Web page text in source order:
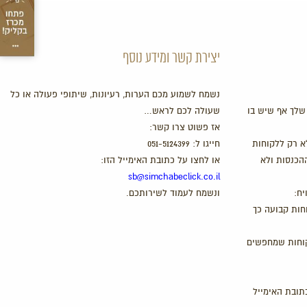
אף שיש בו
רק ללקוחות
ולא
קבועה כך
שמחפשים
האימייל
יצירת קשר ומידע נוסף
נשמח לשמוע מכם הערות, רעיונות, שיתופי פעולה או כל
שעולה לכם לראש…
אז פשוט צרו קשר:
חייגו ל: 051-5124399
או לחצו על כתובת האימייל הזו:
sb@simchabeclick.co.il
ונשמח לעמוד לשירותכם.